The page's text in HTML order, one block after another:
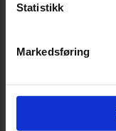
Statistikk
Markedsføring